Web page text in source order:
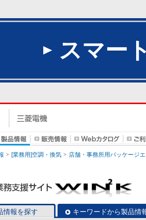
スマー
[業務用]空調・換気 店舗・事務所用パッケージ
情報を探す キーワードから製品情